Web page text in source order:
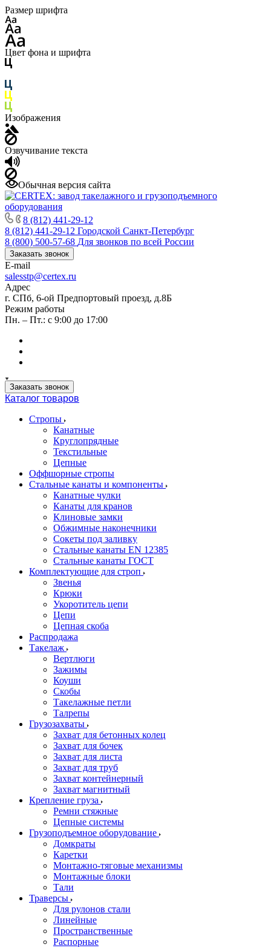
Размер шрифта
Цвет фона и шрифта
Изображения
Озвучивание текста
Обычная версия сайта
8 (812) 441-29-12
8 (812) 441-29-12 Городской Санкт-Петербург
8 (800) 500-57-68 Для звонков по всей России
Заказать звонок
E-mail
salesstp@certex.ru
Адрес
г. СПб, 6-ой Предпортовый проезд, д.8Б
Режим работы
Пн. – Пт.: с 9:00 до 17:00
Заказать звонок
Каталог товаров
Стропы
Канатные
Круглопрядные
Текстильные
Цепные
Оффшорные стропы
Стальные канаты и компоненты
Канатные чулки
Канаты для кранов
Клиновые замки
Обжимные наконечники
Сокеты под заливку
Стальные канаты EN 12385
Стальные канаты ГОСТ
Комплектующие для строп
Звенья
Крюки
Укоротитель цепи
Цепи
Цепная скоба
Распродажа
Такелаж
Вертлюги
Зажимы
Коуши
Скобы
Такелажные петли
Талрепы
Грузозахваты
Захват для бетонных колец
Захват для бочек
Захват для листа
Захват для труб
Захват контейнерный
Захват магнитный
Крепление груза
Ремни стяжные
Цепные системы
Грузоподъемное оборудование
Домкраты
Каретки
Монтажно-тяговые механизмы
Монтажные блоки
Тали
Траверсы
Для рулонов стали
Линейные
Пространственные
Распорные